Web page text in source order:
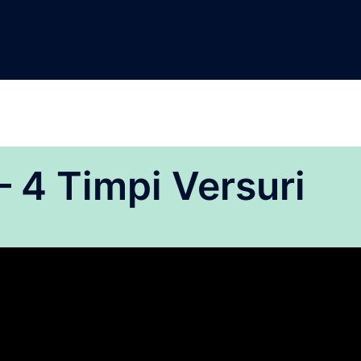
4 Timpi Versuri